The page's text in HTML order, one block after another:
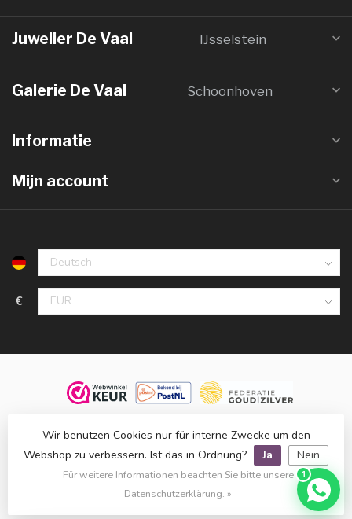
Juwelier De Vaal IJsselstein
Galerie De Vaal Schoonhoven
Informatie
Mijn account
€
voorbehouden.
Klanten beoordelen ons met een op basis van1.516 reviews
bijWebwinkelKeur.
Wir benutzen Cookies nur für interne Zwecke um den
Webshop zu verbessern. Ist das in Ordnung?
Ja Nein
Für weitere Informationen beachten Sie bitte unsere
Datenschutzerklärung. »
1